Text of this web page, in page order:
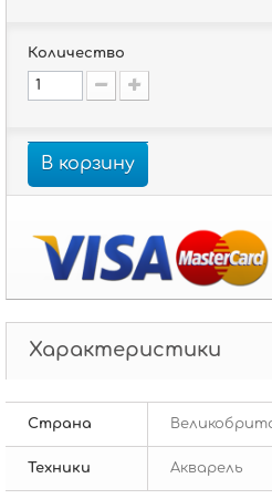
Количество
В корзину
Характеристики
Страна
Техники Акварель